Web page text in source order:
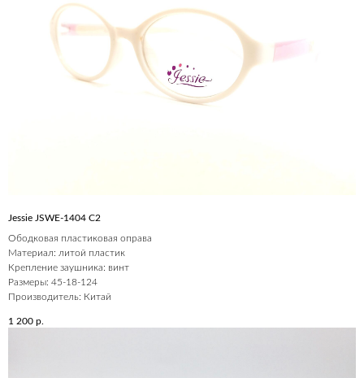
Jessie JSWE-1404 С2
Ободковая пластиковая оправа
Материал: литой пластик
Крепление заушника: винт
Размеры: 45-18-124
Производитель: Китай
1 200 р.